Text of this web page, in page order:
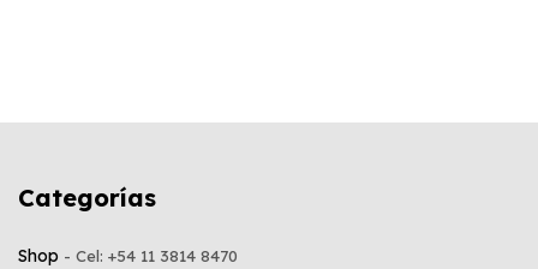
Categorías
Shop